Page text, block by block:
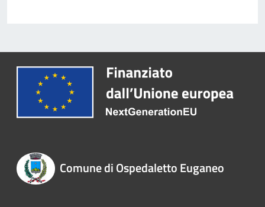
Comune di Ospedaletto Euganeo